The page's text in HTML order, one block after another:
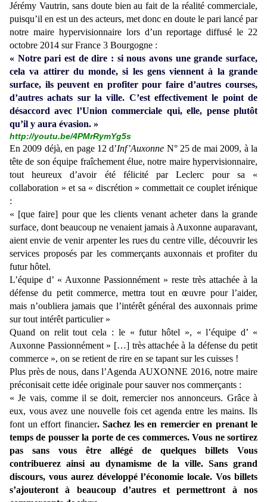
Jérémy Vautrin, sans doute bien au fait de la réalité commerciale,
puisqu’il en est un des acteurs, met donc en doute le pari lancé par
notre maire hypervisionnaire lors d’un reportage diffusé le 22
octobre 2014 sur France 3 Bourgogne :
« Notre pari est de dire : si nous avons une grande surface,
cela va attirer du monde, si les gens viennent à la grande
surface, ils peuvent en profiter pour faire d’autres courses,
d’autres achats sur la ville. C’est effectivement le point de
désaccord avec l’Union commerciale qui, elle, pense plutôt
qu’il y aura évasion. »
http://youtu.be/4PMrRymYg5s
En 2009 déjà, en page 12 d’Inf’Auxonne N° 25 de mai 2009, à la
tête de son équipe fraîchement élue, notre maire hypervisionnaire,
tout heureux d’avoir été félicité par Leclerc pour sa «
collaboration » et sa « discrétion » commettait ce couplet irénique
:
« [que faire] pour que les clients venant acheter dans la grande
surface, dont beaucoup ne venaient jamais à Auxonne auparavant,
aient envie de venir arpenter les rues du centre ville, découvrir les
services proposés par les commerçants auxonnais et profiter du
futur hôtel.
L’équipe d’ « Auxonne Passionnément » reste très attachée à la
défense du petit commerce, mettra tout en œuvre pour l’aider,
mais n’oubliera jamais que l’intérêt général des auxonnais prime
sur tout intérêt particulier »
Quand on relit tout cela : le « futur hôtel », « l’équipe d’ «
Auxonne Passionnément » […] très attachée à la défense du petit
commerce », on se retient de rire en se tapant sur les cuisses !
Plus près de nous, dans l’Agenda AUXONNE 2016, notre maire
préconisait cette idée originale pour sauver nos commerçants :
« Je vais, comme il se doit, remercier nos annonceurs. Grâce à
eux, vous avez une nouvelle fois cet agenda entre les mains. Ils
font un effort financier. Sachez les en remercier en prenant le
temps de pousser la porte de ces commerces. Vous ne sortirez
pas sans vous être allégé de quelques billets Vous
contribuerez ainsi au dynamisme de la ville. Sans grand
discours, vous aurez développé l’économie locale. Vos billets
s’ajouteront à beaucoup d’autres et permettront à nos